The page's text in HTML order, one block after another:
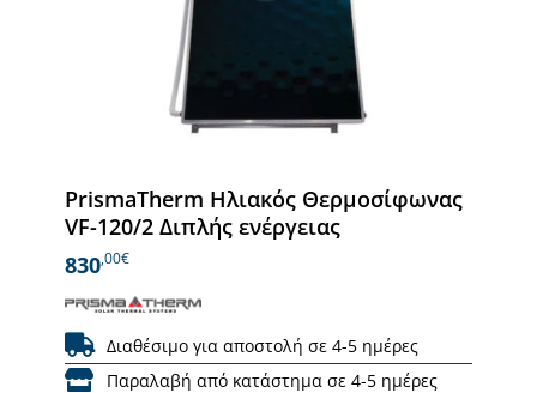
PrismaTherm Ηλιακός Θερμοσίφωνας
VF-120/2 Διπλής ενέργειας
830,00€
Διαθέσιμο για αποστολή σε 4-5 ημέρες
Παραλαβή από κατάστημα σε 4-5 ημέρες